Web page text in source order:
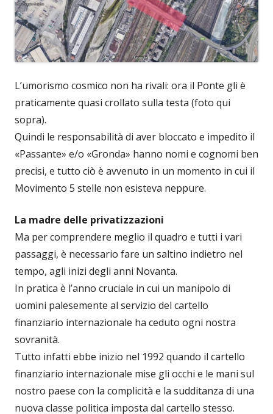
L’umorismo cosmico non ha rivali: ora il Ponte gli è
praticamente quasi crollato sulla testa (foto qui
sopra).
Quindi le responsabilità di aver bloccato e impedito il
«Passante» e/o «Gronda» hanno nomi e cognomi ben
precisi, e tutto ciò è avvenuto in un momento in cui il
Movimento 5 stelle non esisteva neppure.
La madre delle privatizzazioni
Ma per comprendere meglio il quadro e tutti i vari
passaggi, è necessario fare un saltino indietro nel
tempo, agli inizi degli anni Novanta.
In pratica è l’anno cruciale in cui un manipolo di
uomini palesemente al servizio del cartello
finanziario internazionale ha ceduto ogni nostra
sovranità.
Tutto infatti ebbe inizio nel 1992 quando il cartello
finanziario internazionale mise gli occhi e le mani sul
nostro paese con la complicità e la sudditanza di una
nuova classe politica imposta dal cartello stesso.